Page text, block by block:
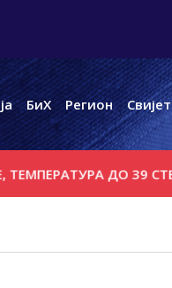
БиХ Регион Свијет
ДО 39 СТЕПЕНИ